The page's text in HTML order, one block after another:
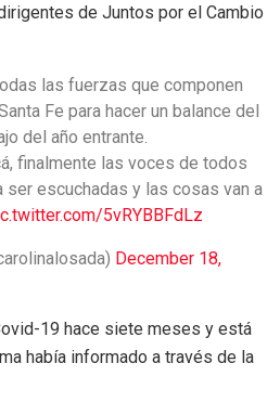
de Juntos por el Cambio
las fuerzas que componen
Fe para hacer un balance del
del año entrante.
finalmente las voces de todos
escuchadas y las cosas van a
5vRYBBFdLz
December 18,
19 hace siete meses y está
había informado a través de la